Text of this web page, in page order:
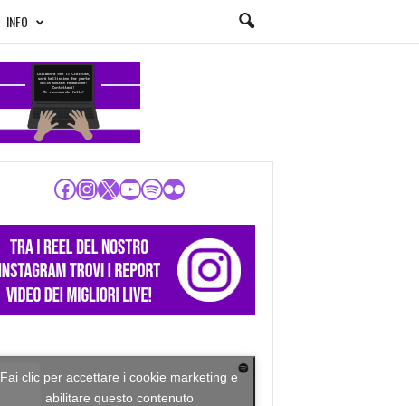
INFO
Facebook InstagramX YouTube Spotify Flickr
Fai clic per accettare i cookie marketing e
abilitare questo contenuto